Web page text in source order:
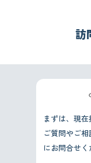
訪
まずは、現
ご質問やご
にお問合せく